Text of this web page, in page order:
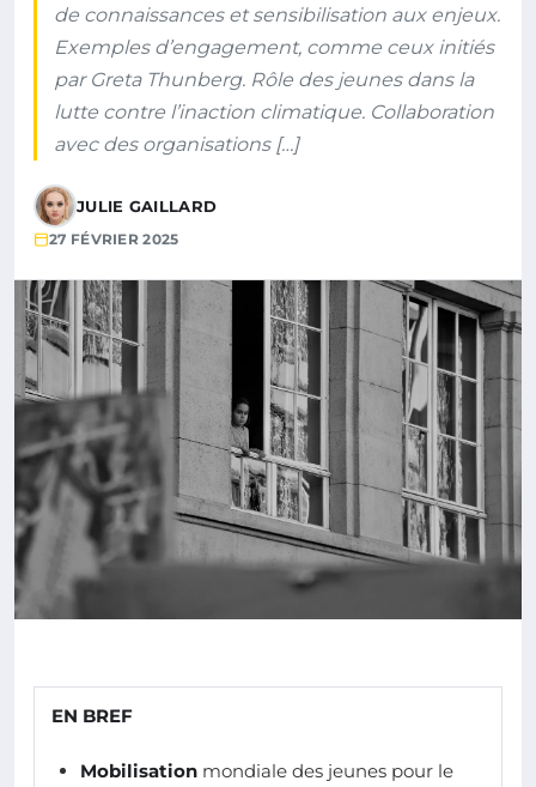
de connaissances et sensibilisation aux enjeux.
Exemples d’engagement, comme ceux initiés
par Greta Thunberg. Rôle des jeunes dans la
lutte contre l’inaction climatique. Collaboration
avec des organisations […]
JULIE GAILLARD
27 FÉVRIER 2025
EN BREF
Mobilisation mondiale des jeunes pour le